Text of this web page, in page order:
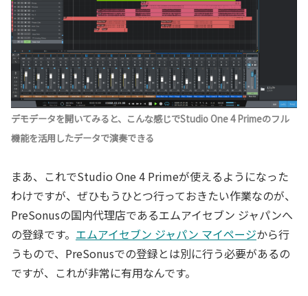
デモデータを開いてみると、こんな感じでStudio One 4 Primeのフル
機能を活用したデータで演奏できる
まあ、これでStudio One 4 Primeが使えるようになった
わけですが、ぜひもうひとつ行っておきたい作業なのが、
PreSonusの国内代理店であるエムアイセブン ジャパンへ
の登録です。 エムアイセブン ジャパン マイページから行
うもので、PreSonusでの登録とは別に行う必要があるの
ですが、これが非常に有用なんです。